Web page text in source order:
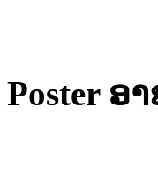
Poster ອ